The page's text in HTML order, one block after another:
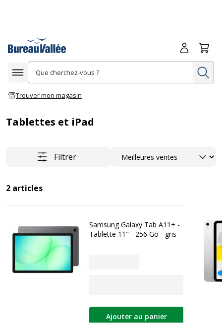
Afficher la navigation
Trouver mon magasin
Me
Tablettes et iPad
Filtrer Trier
2 articles
Samsung Galaxy Tab A11+ -
Tablette 11" - 256 Go - gris
Ajouter au panier